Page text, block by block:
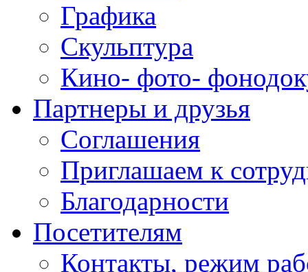
Графика
Скульптура
Кино- фото-
Партнеры и друзья
Соглашения
Приглашаем к
Благодарности
Посетителям
Контакты, режим